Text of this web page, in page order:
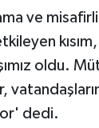
ve
oldu.
dedi.